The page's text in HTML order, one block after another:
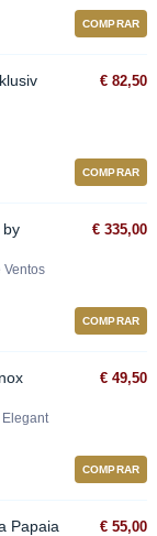
COMPRAR
€ 82,50
COMPRAR
by
Ventos
€ 335,00
COMPRAR
Elegant
€ 49,50
COMPRAR
Papaia € 55,00